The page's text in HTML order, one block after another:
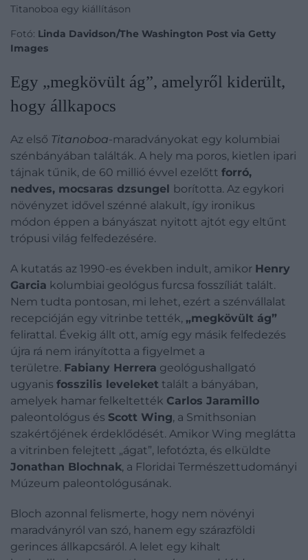
Titanoboa egy kiállításon
Fotó: Linda Davidson/The Washington Post via Getty
Images
Egy „megkövült ág”, amelyről kiderült,
hogy állkapocs
Az első Titanoboa-maradványokat egy kolumbiai
szénbányában találták. A hely ma poros, kietlen ipari
tájnak tűnik, de 60 millió évvel ezelőtt forró,
nedves, mocsaras dzsungel borította. Az egykori
növényzet idővel szénné alakult, így ironikus
módon éppen a bányászat nyitott ajtót egy eltűnt
trópusi világ felfedezésére.
A kutatás az 1990-es években indult, amikor Henry
Garcia kolumbiai geológus furcsa fosszíliát talált.
Nem tudta pontosan, mi lehet, ezért a szénvállalat
recepcióján egy vitrinbe tették, „megkövült ág”
felirattal. Évekig állt ott, amíg egy másik felfedezés
újra rá nem irányította a figyelmet a
területre. Fabiany Herrera geológushallgató
ugyanis fosszilis leveleket talált a bányában,
amelyek hamar felkeltették Carlos Jaramillo
paleontológus és Scott Wing, a Smithsonian
szakértőjének érdeklődését. Amikor Wing meglátta
a vitrinben felejtett „ágat”, lefotózta, és elküldte
Jonathan Blochnak, a Floridai Természettudományi
Múzeum paleontológusának.
Bloch azonnal felismerte, hogy nem növényi
maradványról van szó, hanem egy szárazföldi
gerinces állkapcsáról. A lelet egy kihalt